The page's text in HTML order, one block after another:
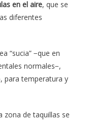
en el aire, que se
diferentes
“sucia” −que en
normales−,
para temperatura y
zona de taquillas se